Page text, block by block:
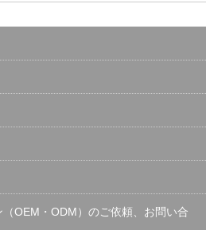
OEM・ODM）のご依頼、お問い合